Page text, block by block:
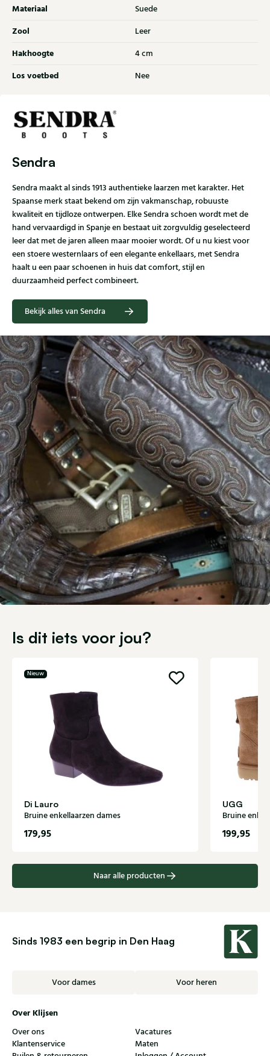
Materiaal Suede
Zool Leer
Hakhoogte 4 cm
Los voetbed Nee
Sendra
Sendra maakt al sinds 1913 authentieke laarzen met karakter. Het
Spaanse merk staat bekend om zijn vakmanschap, robuuste
kwaliteit en tijdloze ontwerpen. Elke Sendra schoen wordt met de
hand vervaardigd in Spanje en bestaat uit zorgvuldig geselecteerd
leer dat met de jaren alleen maar mooier wordt. Of u nu kiest voor
een stoere westernlaars of een elegante enkellaars, met Sendra
haalt u een paar schoenen in huis dat comfort, stijl en
duurzaamheid perfect combineert.
Bekijk alles van Sendra
Is dit iets voor jou?
Nieuw
Di Lauro
Bruine enkellaarzen dames
179,95
UGG
Bruine
199,95
Naar alle producten
Sinds 1983 een begrip in Den Haag
Voor dames Voor heren
Over Klijsen
Over ons
Vacatures
Klantenservice
Maten